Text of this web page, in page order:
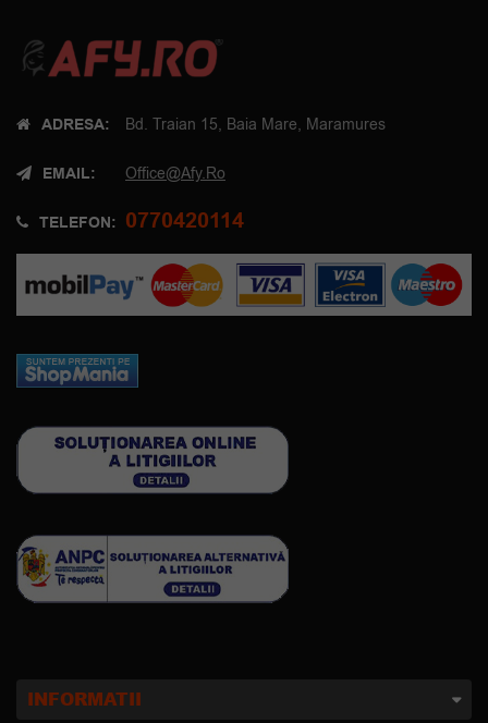
ADRESA: Bd. Traian 15, Baia Mare, Maramures
EMAIL: Office@afy.ro
TELEFON: 0770420114
INFORMATII